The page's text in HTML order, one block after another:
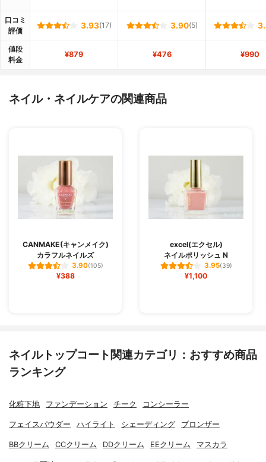
口コミ
評価
3.93(17) 3.90(5)
値段
料金
¥879 ¥476 ¥990
ネイル・ネイルケアの関連商品
CANMAKE(キャンメイク)
カラフルネイルズ
3.90(105)
¥388
excel(エクセル)
ネイルポリッシュ N
3.95(39)
¥1,100
ネイルトップコート関連カテゴリ：おすすめ商品
ランキング
化粧下地 ファンデーション チーク コンシーラー
フェイスパウダー ハイライト シェーディング ブロンザー
BBクリーム CCクリーム DDクリーム EEクリーム マスカラ